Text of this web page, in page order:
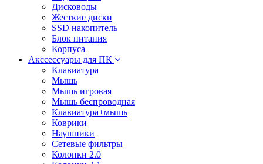
Дисководы
Жесткие диски
SSD накопитель
Блок питания
Корпуса
Акссессуары для ПК
Клавиатура
Мышь
Мышь игровая
Мышь беспроводная
Клавиатура+мышь
Коврики
Наушники
Сетевые фильтры
Колонки 2.0